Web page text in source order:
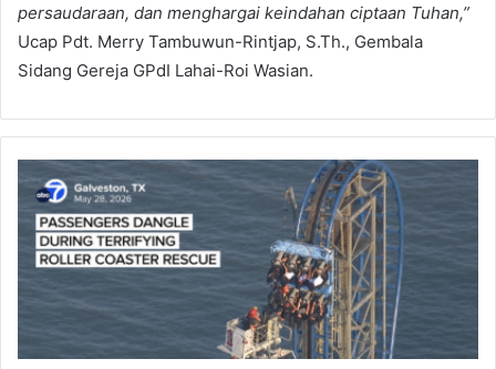
persaudaraan, dan menghargai keindahan ciptaan Tuhan,”
Ucap Pdt. Merry Tambuwun-Rintjap, S.Th., Gembala
Sidang Gereja GPdI Lahai-Roi Wasian.